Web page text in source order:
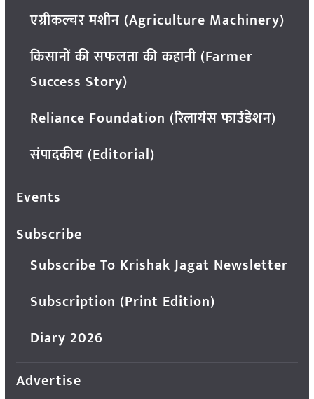
एग्रीकल्चर मशीन (Agriculture Machinery)
किसानों की सफलता की कहानी (Farmer
Success Story)
Reliance Foundation (रिलायंस फाउंडेशन)
संपादकीय (Editorial)
Events
Subscribe
Subscribe To Krishak Jagat Newsletter
Subscription (Print Edition)
Diary 2026
Advertise